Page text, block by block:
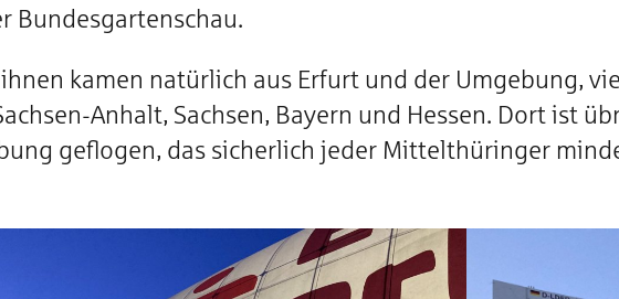
Bundesgartenschau.
kamen natürlich aus Erfurt und der Umgebung,
Anhalt, Sachsen, Bayern und Hessen. Dort ist
geflogen, das sicherlich jeder Mittelthüringer